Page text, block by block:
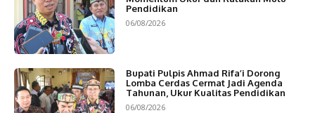
Pendidikan
06/08/2026
Bupati Pulpis Ahmad Rifa’i Dorong
Lomba Cerdas Cermat Jadi Agenda
Tahunan, Ukur Kualitas Pendidikan
06/08/2026